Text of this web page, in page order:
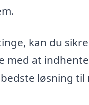
kan du
med at indhente
løsning til